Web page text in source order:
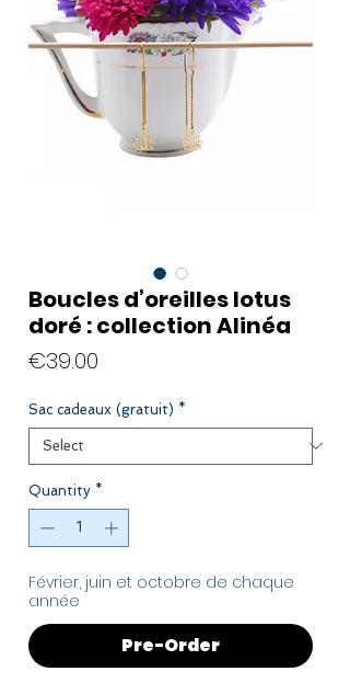
Boucles d’oreilles lotus
doré : collection Alinéa
€39.00
Sac cadeaux (gratuit) *
Quantity *
Février, juin et octobre de chaque
année
Pre-Order